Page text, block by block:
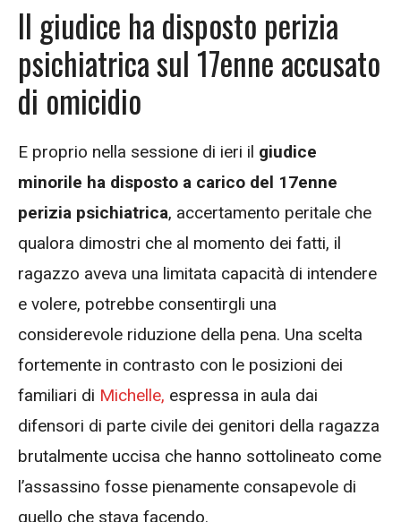
Il giudice ha disposto perizia
psichiatrica sul 17enne accusato
di omicidio
E proprio nella sessione di ieri il giudice
minorile ha disposto a carico del 17enne
perizia psichiatrica, accertamento peritale che
qualora dimostri che al momento dei fatti, il
ragazzo aveva una limitata capacità di intendere
e volere, potrebbe consentirgli una
considerevole riduzione della pena. Una scelta
fortemente in contrasto con le posizioni dei
familiari di Michelle, espressa in aula dai
difensori di parte civile dei genitori della ragazza
brutalmente uccisa che hanno sottolineato come
l’assassino fosse pienamente consapevole di
quello che stava facendo.